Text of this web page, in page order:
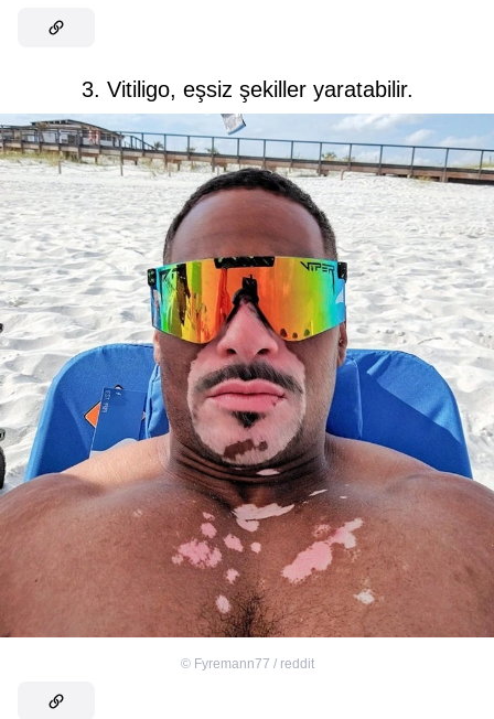
3. Vitiligo, eşsiz şekiller yaratabilir.
© Fyremann77 / reddit